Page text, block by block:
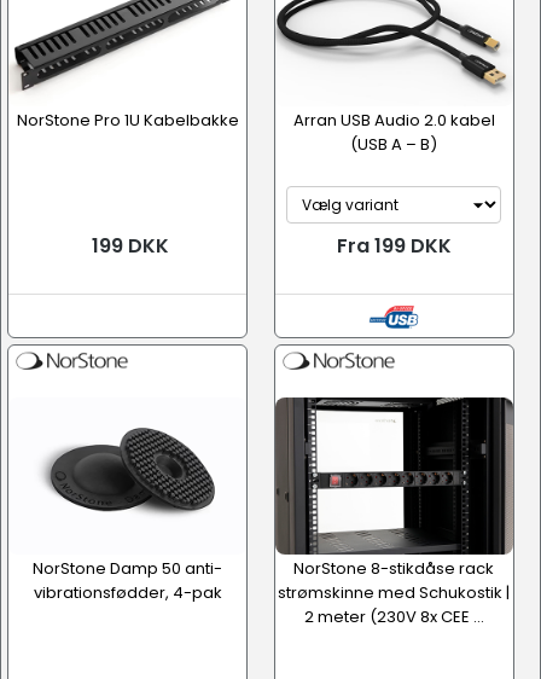
NorStone Pro 1U Kabelbakke
199 DKK
Arran USB Audio 2.0 kabel
(USB A – B)
Fra 199 DKK
NorStone Damp 50 anti-
vibrationsfødder, 4-pak
NorStone 8-stikdåse rack
strømskinne med Schukostik |
2 meter (230V 8x CEE ...